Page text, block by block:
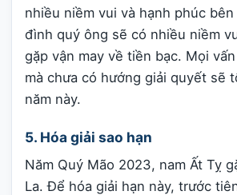
nhiều niềm vui và hạnh phúc bên
đình quý ông sẽ có nhiều niềm
gặp vận may về tiền bạc. Mọi
mà chưa có hướng giải quyết sẽ
năm này.
5. Hóa giải sao hạn
Năm Quý Mão 2023, nam Ất Tỵ
La. Để hóa giải hạn này, trước